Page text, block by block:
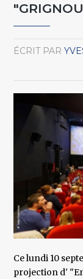
ÉCRIT PAR
Ce lundi 10
projection d'